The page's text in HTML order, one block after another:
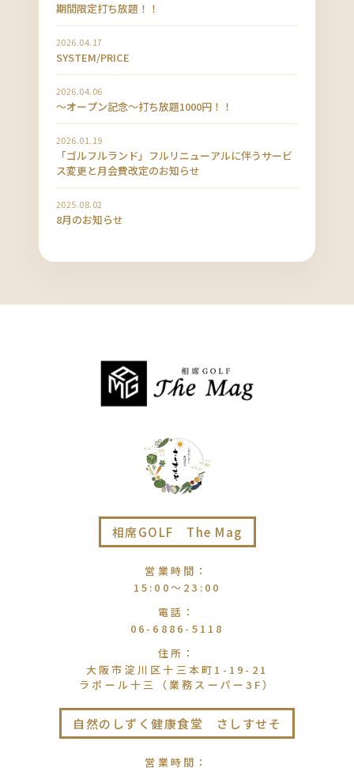
期間限定打ち放題！！
2026.04.17
SYSTEM/PRICE
2026.04.06
〜オープン記念〜打ち放題1000円！！
2026.01.19
「ゴルフルランド」フルリニューアルに伴うサービ
ス変更と月会費改定のお知らせ
2025.08.02
8月のお知らせ
相席GOLF The Mag
営業時間 ：
15:00〜23:00
電話 ：
06-6886-5118
住所 ：
大阪市淀川区十三本町1-19-21
ラポール十三（業務スーパー3F）
自然のしずく健康食堂 さしすせそ
営業時間 ：